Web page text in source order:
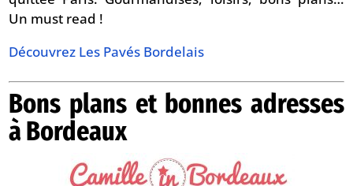
Un must read !
Découvrez Les Pavés Bordelais
Bons plans et bonnes adresses
à Bordeaux